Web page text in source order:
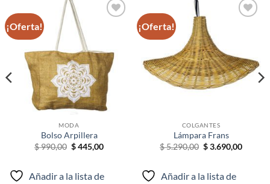
¡Oferta!
MODA
Bolso Arpillera
$990,00 El
precio
$ 990,00.
$445,00El
$ 445,00.
Añadir a la lista de
¡Oferta!
COLGANTES
Lámpara Frans
$5.290,00 El
$ 5.290,00.
$3.690,00El
Añadir a la lista de